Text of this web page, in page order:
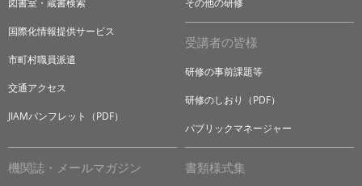
図書室・蔵書検索
国際化情報提供サービス
市町村職員派遣
交通アクセス
JIAMパンフレット（PDF）
その他の研修
受講者の皆様
研修の事前課題等
研修のしおり（PDF）
パブリックマネージャー
機関誌・メールマガジン 書類様式集